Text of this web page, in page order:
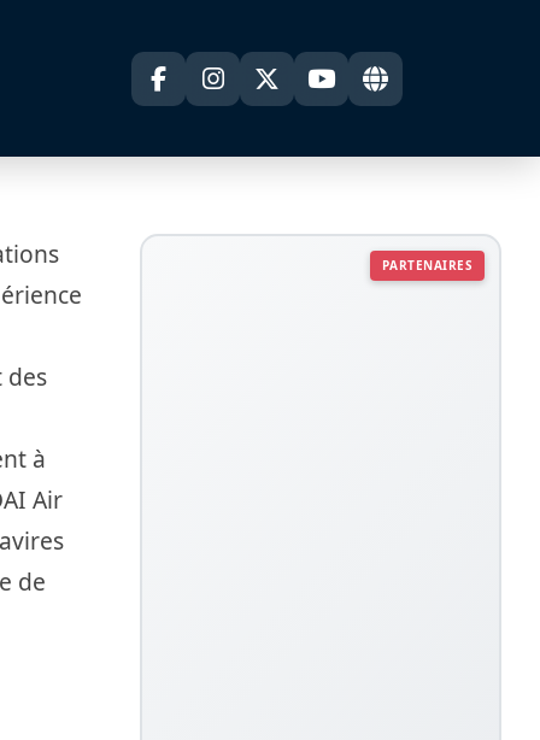
des
à
Air
de
PARTENAIRES